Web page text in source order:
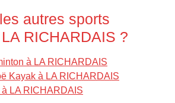
autres sports
RICHARDAIS ?
à LA RICHARDAIS
Kayak à LA RICHARDAIS
LA RICHARDAIS